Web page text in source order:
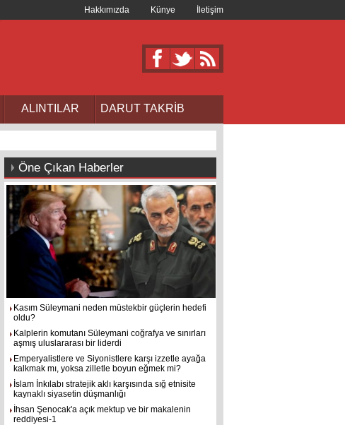
Hakkımızda Künye İletişim
ALINTILAR DARUT TAKRİB
Öne Çıkan Haberler
Kasım Süleymani neden müstekbir güçlerin hedefi
oldu?
Kalplerin komutanı Süleymani coğrafya ve sınırları
aşmış uluslararası bir liderdi
Emperyalistlere ve Siyonistlere karşı izzetle ayağa
kalkmak mı, yoksa zilletle boyun eğmek mi?
İslam İnkılabı stratejik aklı karşısında sığ etnisite
kaynaklı siyasetin düşmanlığı
İhsan Şenocak'a açık mektup ve bir makalenin
reddiyesi-1